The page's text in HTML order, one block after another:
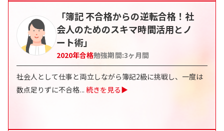
「簿記 不合格からの逆転合格！社
会人のためのスキマ時間活用とノ
ート術」
2020年合格勉強期間:3ヶ月間
社会人として仕事と両立しながら簿記2級に挑戦し、一度は
数点足りずに不合格... 続きを見る▶